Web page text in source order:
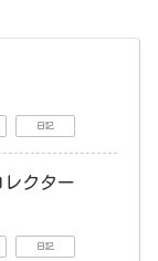
日記
クター
日記